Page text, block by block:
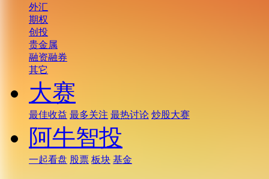
外汇
期权
创投
贵金属
融资融券
其它
大赛
最佳收益 最多关注 最热讨论 炒股大赛
阿牛智投
一起看盘 股票 板块 基金